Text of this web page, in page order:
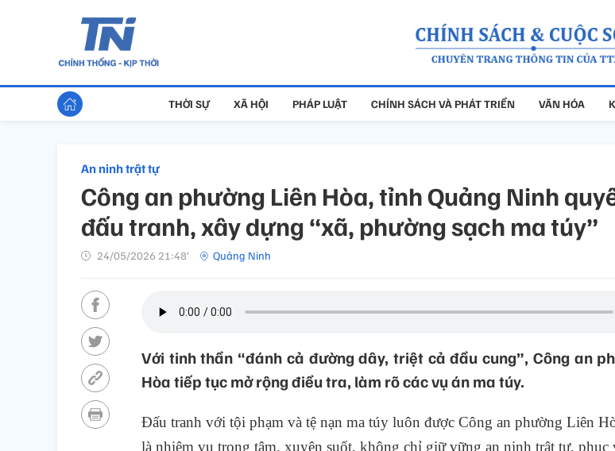
THỜI SỰ XÃ HỘI PHÁP LUẬT CHÍNH SÁCH VÀ PHÁT TRIỂN VĂN HÓA
An ninh trật tự
Công an phường Liên Hòa, tỉnh Quảng Ninh
đấu tranh, xây dựng “xã, phường sạch ma túy”
24/05/2026 21:48’ Quảng Ninh
Với tinh thần “đánh cả đường dây, triệt cả đầu cung”, Công an
Hòa tiếp tục mở rộng điều tra, làm rõ các vụ án ma túy.
Đấu tranh với tội phạm và tệ nạn ma túy luôn được Công an phường Liên
là nhiệm vụ trọng tâm, xuyên suốt, không chỉ giữ vững an ninh trật tự, phục